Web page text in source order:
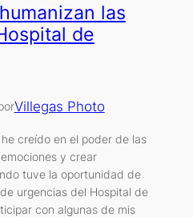
las
de
Villegas Photo
creído en el poder de las
y crear
tuve la oportunidad de
urgencias del Hospital de
con algunas de mis